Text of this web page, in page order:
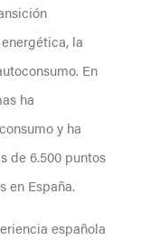
la
En
ha
y ha
de 6.500 puntos
en España.
española